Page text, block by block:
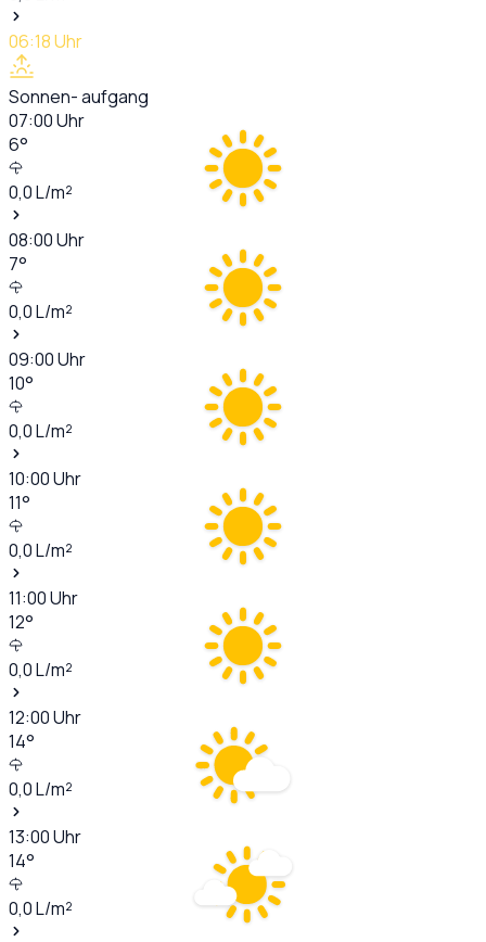
06:18Uhr
Sonnen- aufgang
07:00Uhr
6°
0,0L/m²
08:00Uhr
7°
0,0L/m²
09:00Uhr
10°
0,0L/m²
10:00Uhr
11°
0,0L/m²
11:00Uhr
12°
0,0L/m²
12:00Uhr
14°
0,0L/m²
13:00Uhr
14°
0,0L/m²